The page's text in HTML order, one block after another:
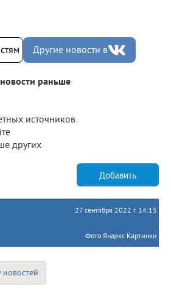
Другие новости в
раньше
источников
других
Добавить
27 сентября 2022 г. 14:15
Фото Яндекс.Картинки
новостей